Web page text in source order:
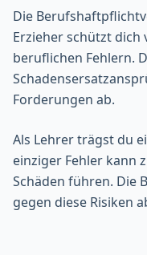
Die
Erzieher schützt dich
beruflichen Fehlern.
Forderungen ab.
Als Lehrer trägst du
einziger Fehler kann
Schäden führen. Die
gegen diese Risiken